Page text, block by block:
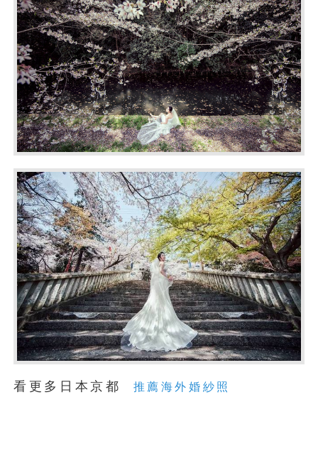
看更多日本京都 推薦海外婚紗照